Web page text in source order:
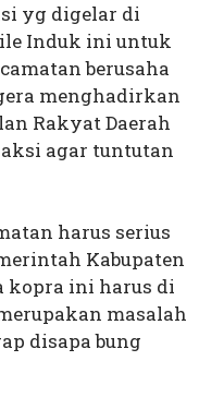
yg digelar di
Induk ini untuk
berusaha
menghadirkan
Rakyat Daerah
aksi agar tuntutan
harus serius
Kabupaten
kopra ini harus di
masalah
disapa bung